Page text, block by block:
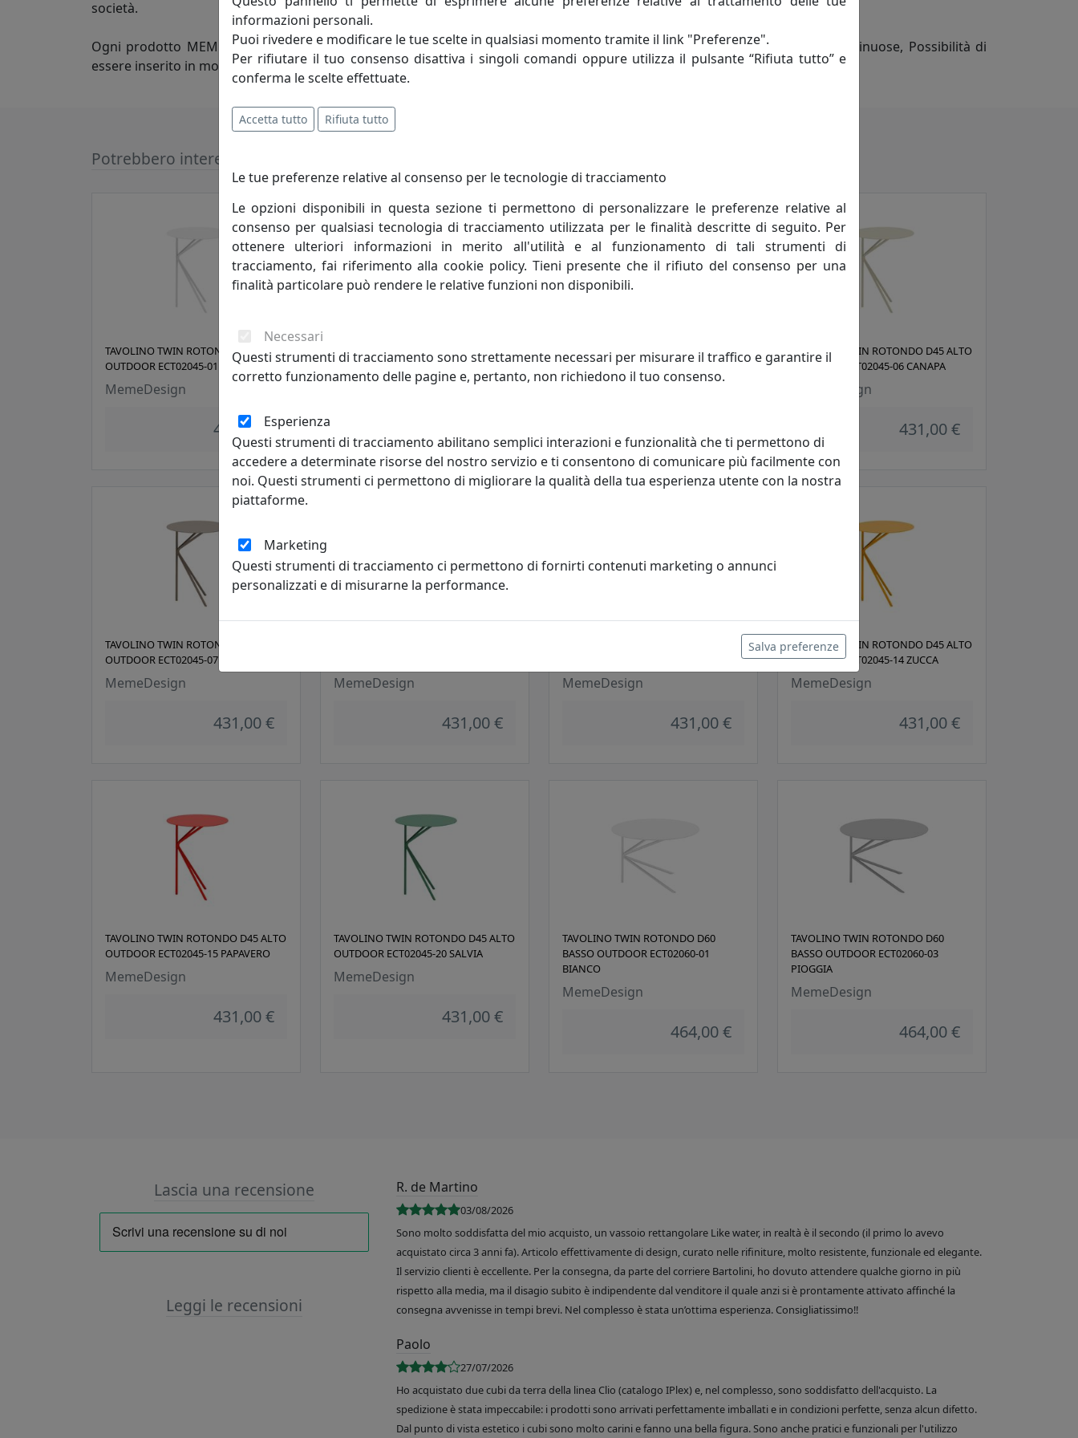
società.
Ogni prodotto MEME deve pertanto rispondere ai seguenti requisiti: Design creativo e trasversale, Forme arrotondate e sinuose, Possibilità di
essere inserito in molteplici aree abitative, Qualità eccellente MADE IN ITALY, Semplicità nel trasporto e montaggio
Potrebbero interessarti
TAVOLINO TWIN ROTONDO D45 ALTO
OUTDOOR ECT02045-01 BIANCO
MemeDesign
431,00 €
TAVOLINO TWIN ROTONDO D45 ALTO
OUTDOOR ECT02045-03 PIOGGIA
TAVOLINO TWIN ROTONDO D45 ALTO
OUTDOOR ECT02045-04 GRAFITE
TAVOLINO TWIN ROTONDO D45 ALTO
OUTDOOR ECT02045-06 CANAPA
MemeDesign
431,00 €
TAVOLINO TWIN ROTONDO D45 ALTO
OUTDOOR ECT02045-07 FANGO
MemeDesign
431,00 €
MemeDesign
431,00 €
OUTDOOR ECT02045-13 GIALLO MAYA
MemeDesign
431,00 €
TAVOLINO TWIN ROTONDO D45 ALTO
OUTDOOR ECT02045-14 ZUCCA
MemeDesign
431,00 €
TAVOLINO TWIN ROTONDO D45 ALTO
OUTDOOR ECT02045-15 PAPAVERO
MemeDesign
431,00 €
TAVOLINO TWIN ROTONDO D45 ALTO
OUTDOOR ECT02045-20 SALVIA
MemeDesign
431,00 €
TAVOLINO TWIN ROTONDO D60
BASSO OUTDOOR ECT02060-01
BIANCO
MemeDesign
464,00 €
TAVOLINO TWIN ROTONDO D60
BASSO OUTDOOR ECT02060-03
PIOGGIA
MemeDesign
464,00 €
Lascia una recensione
Leggi le recensioni
R. de Martino
03/08/2026
Sono molto soddisfatta del mio acquisto, un vassoio rettangolare Like water, in realtà è il secondo (il primo lo avevo
acquistato circa 3 anni fa). Articolo effettivamente di design, curato nelle rifiniture, molto resistente, funzionale ed elegante.
Il servizio clienti è eccellente. Per la consegna, da parte del corriere Bartolini, ho dovuto attendere qualche giorno in più
rispetto alla media, ma il disagio subito è indipendente dal venditore il quale anzi si è prontamente attivato affinché la
consegna avvenisse in tempi brevi. Nel complesso è stata un’ottima esperienza. Consigliatissimo!!
Paolo
27/07/2026
Ho acquistato due cubi da terra della linea Clio (catalogo IPlex) e, nel complesso, sono soddisfatto dell'acquisto. La
spedizione è stata impeccabile: i prodotti sono arrivati perfettamente imballati e in condizioni perfette, senza alcun difetto.
Dal punto di vista estetico i cubi sono molto carini e fanno una bella figura. Sono anche pratici e funzionali per l'utilizzo
informazioni personali.
Puoi rivedere e modificare le tue scelte in qualsiasi momento tramite il link "Preferenze".
Per rifiutare il tuo consenso disattiva i singoli comandi oppure utilizza il pulsante “Rifiuta tutto” e
conferma le scelte effettuate.
Accetta tutto Rifiuta tutto
Le tue preferenze relative al consenso per le tecnologie di tracciamento
Le opzioni disponibili in questa sezione ti permettono di personalizzare le preferenze relative al
consenso per qualsiasi tecnologia di tracciamento utilizzata per le finalità descritte di seguito. Per
ottenere ulteriori informazioni in merito all'utilità e al funzionamento di tali strumenti di
tracciamento, fai riferimento alla cookie policy. Tieni presente che il rifiuto del consenso per una
finalità particolare può rendere le relative funzioni non disponibili.
Necessari
Questi strumenti di tracciamento sono strettamente necessari per misurare il traffico e garantire il
corretto funzionamento delle pagine e, pertanto, non richiedono il tuo consenso.
Esperienza
Questi strumenti di tracciamento abilitano semplici interazioni e funzionalità che ti permettono di
accedere a determinate risorse del nostro servizio e ti consentono di comunicare più facilmente con
noi. Questi strumenti ci permettono di migliorare la qualità della tua esperienza utente con la nostra
piattaforme.
Marketing
Questi strumenti di tracciamento ci permettono di fornirti contenuti marketing o annunci
personalizzati e di misurarne la performance.
Salva preferenze